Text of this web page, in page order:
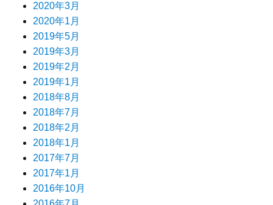
2020年3月
2020年1月
2019年5月
2019年3月
2019年2月
2019年1月
2018年8月
2018年7月
2018年2月
2018年1月
2017年7月
2017年1月
2016年10月